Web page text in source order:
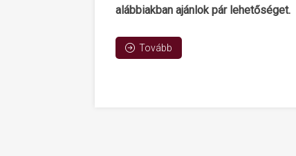
alábbiakban ajánlok pár lehetőséget.
Tovább